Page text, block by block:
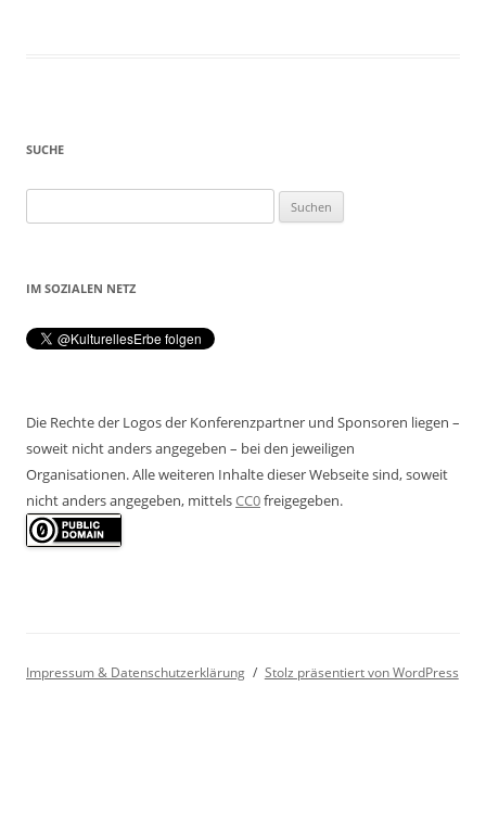
SUCHE
nach:
IM SOZIALEN NETZ
Die Rechte der Logos der Konferenzpartner und Sponsoren liegen –
soweit nicht anders angegeben – bei den jeweiligen
Organisationen. Alle weiteren Inhalte dieser Webseite sind, soweit
nicht anders angegeben, mittelsCC0freigegeben.
Impressum & Datenschutzerklärung Stolz präsentiert von WordPress